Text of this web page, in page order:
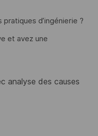
d’ingénierie ?
et avez une
analyse des causes